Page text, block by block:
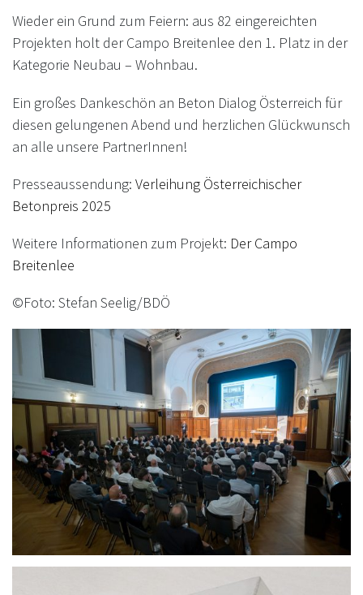
Wieder ein Grund zum Feiern: aus 82 eingereichten
Projekten holt der Campo Breitenlee den 1. Platz in der
Kategorie Neubau – Wohnbau.
Ein großes Dankeschön an Beton Dialog Österreich für
diesen gelungenen Abend und herzlichen Glückwunsch
an alle unsere PartnerInnen!
Presseaussendung: Verleihung Österreichischer
Betonpreis 2025
Weitere Informationen zum Projekt: Der Campo
Breitenlee
©Foto: Stefan Seelig/BDÖ